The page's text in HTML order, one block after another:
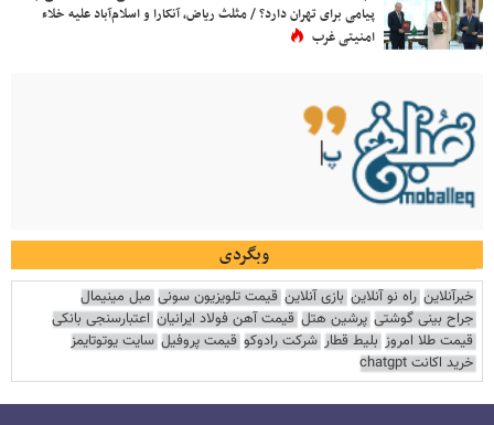
پیامی برای تهران دارد؟ / مثلث ریاض، آنکارا و اسلام‌آباد علیه خلاء
امنیتی غرب
وبگردی
خبرآنلاین راه نو آنلاین بازی آنلاین قیمت تلویزیون سونی مبل مینیمال
جراح بینی گوشتی پرشین هتل قیمت آهن فولاد ایرانیان اعتبارسنجی بانکی
قیمت طلا امروز بلیط قطار شرکت رادوکو قیمت پروفیل سایت یوتوتایمز
خرید اکانت chatgpt